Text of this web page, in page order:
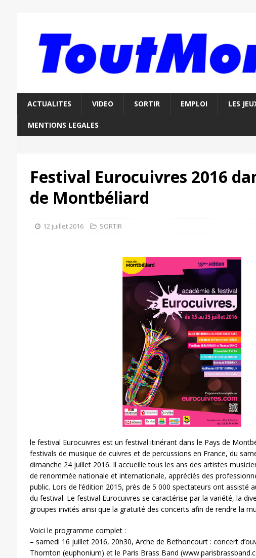
ACTUALITES VIDEO SORTIR EMPLOI LES
MENTIONS LEGALES
Festival Eurocuivres 2016
de Montbéliard
12 juillet 2016 SORTIR
le festival Eurocuivres est un festival itinérant dans le Pays de
festivals de musique de cuivres et de percussions en France, du
dimanche 24 juillet 2016. Il accueille tous les ans des artistes
de renommée nationale et internationale, appréciés des
public. Lors de l’édition 2015, près de 5 000 spectateurs ont assisté
du festival. Le festival Eurocuivres se caractérise par la variété, la
groupes invités ainsi que la gratuité des concerts afin de rendre la
Voici le programme complet :
– samedi 16 juillet 2016, 20h30, Arche de Bethoncourt : concert
Thornton (euphonium) et le Paris Brass Band